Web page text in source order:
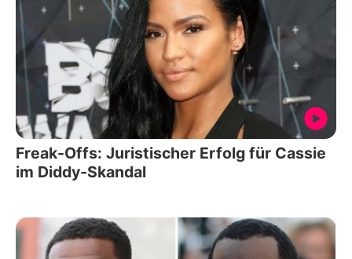
Freak-Offs: Juristischer Erfolg für Cassie
im Diddy-Skandal